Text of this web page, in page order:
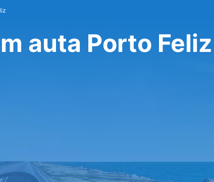
auta Porto Feliz